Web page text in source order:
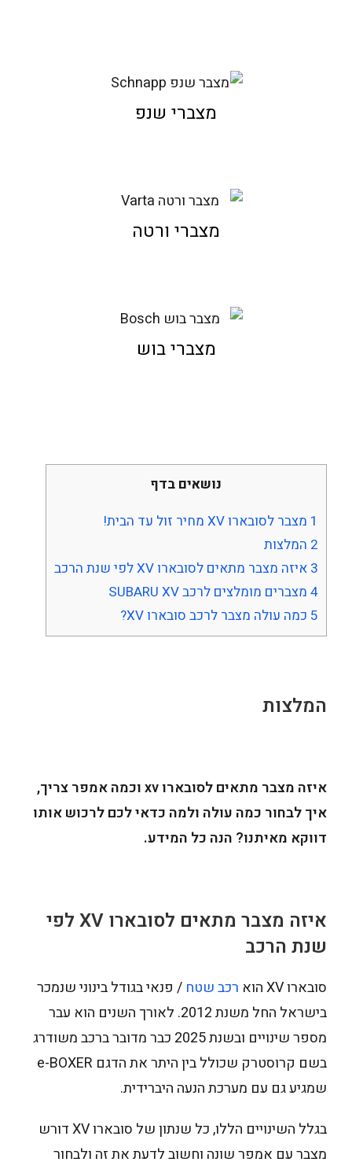
מצברי שנפ
מצברי ורטה
מצברי בוש
נושאים בדף
1 מצבר לסובארו XV מחיר זול עד הבית!
2 המלצות
3 איזה מצבר מתאים לסובארו XV לפי שנת הרכב
4 מצברים מומלצים לרכב SUBARU XV
5 כמה עולה מצבר לרכב סובארו XV?
המלצות
איזה מצבר מתאים לסובארו xv וכמה אמפר צריך,
איך לבחור כמה עולה ולמה כדאי לכם לרכוש אותו
דווקא מאיתנו? הנה כל המידע.
איזה מצבר מתאים לסובארוXV לפי
שנת הרכב
סובארו XV הוא רכב שטח / פנאי בגודל בינוני שנמכר
בישראל החל משנת 2012. לאורך השנים הוא עבר
מספר שינויים ובשנת 2025 כבר מדובר ברכב משודרג
בשם קרוסטרק שכולל בין היתר את הדגם e-BOXER
שמגיע גם עם מערכת הנעה היברידית.
בגלל השינויים הללו, כל שנתון של סובארו XV דורש
מצבר עם אמפר שונה וחשוב לדעת את זה ולבחור